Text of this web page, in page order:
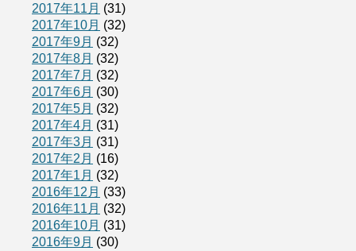
2017年11月 (31)
2017年10月 (32)
2017年9月 (32)
2017年8月 (32)
2017年7月 (32)
2017年6月 (30)
2017年5月 (32)
2017年4月 (31)
2017年3月 (31)
2017年2月 (16)
2017年1月 (32)
2016年12月 (33)
2016年11月 (32)
2016年10月 (31)
2016年9月 (30)